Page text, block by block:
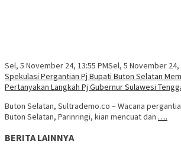
Sel, 5 November 24, 13:55 PMSel, 5 November 24,
Spekulasi Pergantian Pj Bupati Buton Selatan
Pertanyakan Langkah Pj Gubernur Sulawesi
Buton Selatan, Sultrademo.co – Wacana
Buton Selatan, Parinringi, kian mencuat dan ….
BERITA LAINNYA